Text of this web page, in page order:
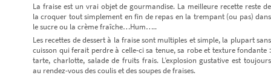
La fraise est un vrai objet de gourmandise. La meilleure recette reste de
la croquer tout simplement en fin de repas en la trempant (ou pas) dans
le sucre ou la crème fraîche…Hum…..
Les recettes de dessert à la fraise sont multiples et simple, la plupart sans
cuisson qui ferait perdre à celle-ci sa tenue, sa robe et texture fondante :
tarte, charlotte, salade de fruits frais. L’explosion gustative est toujours
au rendez-vous des coulis et des soupes de fraises.